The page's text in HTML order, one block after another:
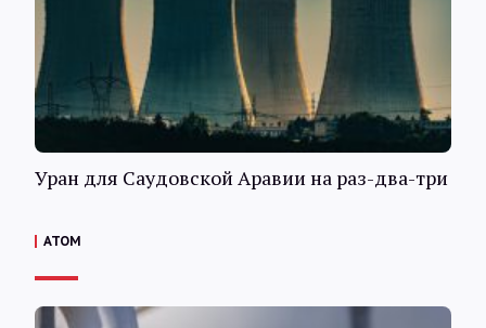
Уран для Саудовской Аравии на раз-два-три
АТОМ